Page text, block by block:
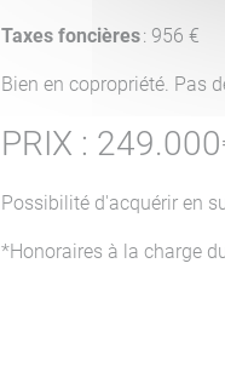
Taxes foncières: 956 €
Bien en copropriété. Pas
PRIX :
Possibilité d'acquérir en
*Honoraires à la charge